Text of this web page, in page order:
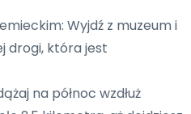
Wyjdź z muzeum i
drogi, która jest
na północ wzdłuż